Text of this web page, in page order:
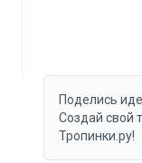
Поделись
Создай свой
Тропинки.ру!